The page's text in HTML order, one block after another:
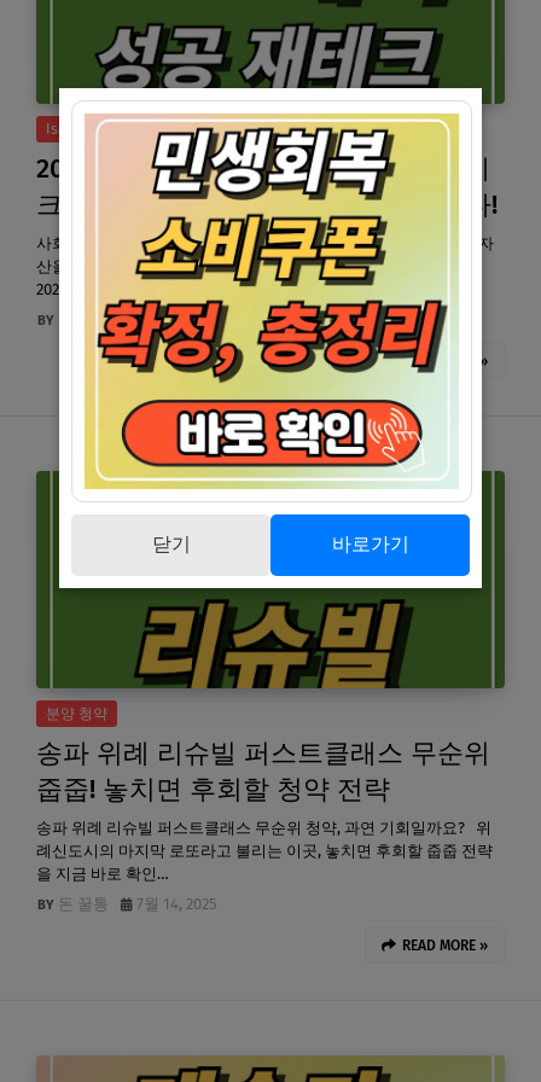
Isa 계좌
2025년 ISA 계좌 개설, 사회초년생 재테
크 성공 전략: 당신도 부자가 될 수 있다!
사회초년생을 위한 ISA 계좌, 재테크의 첫걸음! 비과세 혜택으로 자
산을 불리고 싶으신가요? ISA 계좌의 장점부터 개설 방법, 그리고
2025년 최신 정보까지 완벽하게 알…
돈 꿀통
7월 16, 2025
READ MORE »
분양 청약
송파 위례 리슈빌 퍼스트클래스 무순위
줍줍! 놓치면 후회할 청약 전략
송파 위례 리슈빌 퍼스트클래스 무순위 청약, 과연 기회일까요? 위
례신도시의 마지막 로또라고 불리는 이곳, 놓치면 후회할 줍줍 전략
을 지금 바로 확인…
돈 꿀통
7월 14, 2025
READ MORE »
닫기 바로가기